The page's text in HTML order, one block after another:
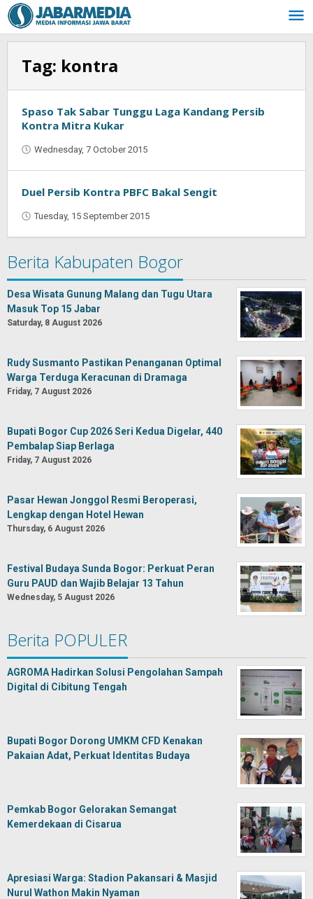
Skip
to
content
Tag: kontra
Spaso Tak Sabar Tunggu Laga Kandang Persib
Kontra Mitra Kukar
Wednesday, 7 October 2015
Saputra
Duel Persib Kontra PBFC Bakal Sengit
Tuesday, 15 September 2015
Berita Kabupaten Bogor
Desa Wisata Gunung Malang dan Tugu Utara
Masuk Top 15 Jabar
Saturday, 8 August 2026
Rudy Susmanto Pastikan Penanganan Optimal
Warga Terduga Keracunan di Dramaga
Friday, 7 August 2026
Bupati Bogor Cup 2026 Seri Kedua Digelar, 440
Pembalap Siap Berlaga
Friday, 7 August 2026
Pasar Hewan Jonggol Resmi Beroperasi,
Lengkap dengan Hotel Hewan
Thursday, 6 August 2026
Festival Budaya Sunda Bogor: Perkuat Peran
Guru PAUD dan Wajib Belajar 13 Tahun
Wednesday, 5 August 2026
Berita POPULER
AGROMA Hadirkan Solusi Pengolahan Sampah
Digital di Cibitung Tengah
Bupati Bogor Dorong UMKM CFD Kenakan
Pakaian Adat, Perkuat Identitas Budaya
Pemkab Bogor Gelorakan Semangat
Kemerdekaan di Cisarua
Apresiasi Warga: Stadion Pakansari & Masjid
Nurul Wathon Makin Nyaman